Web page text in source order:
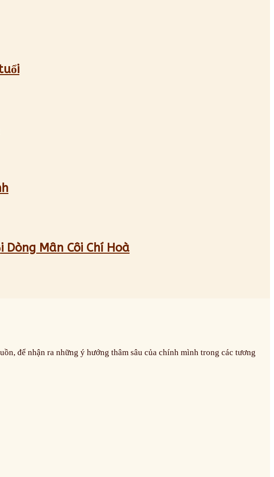
Dòng Mân Côi Chí Hoà
để nhận ra những ý hướng thâm sâu của chính mình trong các tương